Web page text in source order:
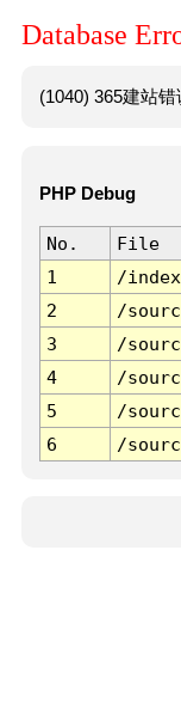
Database
(1040) 365建站
PHP Debug
No. File
1
/
2
/
3
/
4
/
5
/
6
/